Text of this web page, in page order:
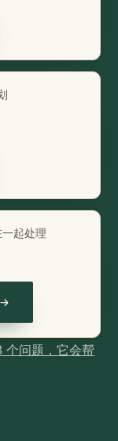
起处理
个问题，它会帮